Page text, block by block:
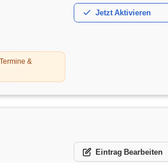
&
Jetzt Aktivieren
Eintrag Bearbeiten